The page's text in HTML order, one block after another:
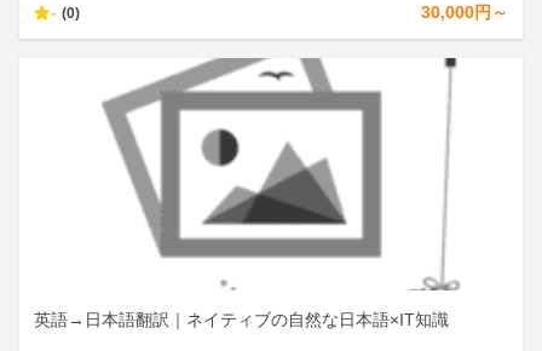
- (0) 30,000円～
英語→日本語翻訳｜ネイティブの自然な日本語×IT知識